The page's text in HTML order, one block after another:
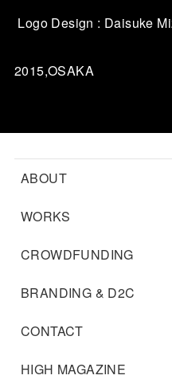
Logo Design : Daisuke
2015,OSAKA
ABOUT
WORKS
CROWDFUNDING
BRANDING & D2C
CONTACT
HIGH MAGAZINE